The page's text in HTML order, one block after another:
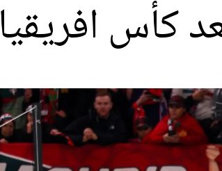
كأس افريقيا